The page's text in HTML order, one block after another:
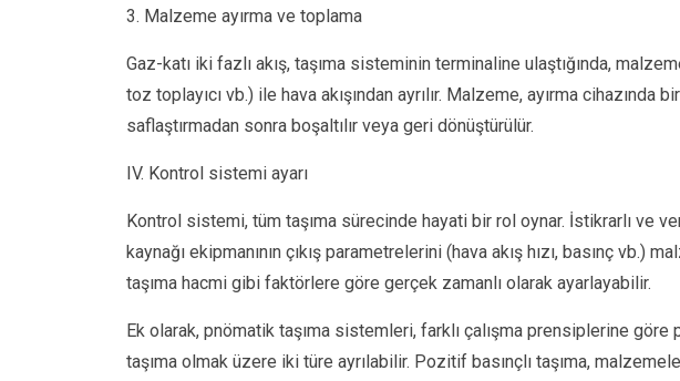
3. Malzeme ayırma ve toplama
Gaz-katı iki fazlı akış, taşıma sisteminin terminaline ulaştığında,
toz toplayıcı vb.) ile hava akışından ayrılır. Malzeme, ayırma cihazında
saflaştırmadan sonra boşaltılır veya geri dönüştürülür.
IV. Kontrol sistemi ayarı
Kontrol sistemi, tüm taşıma sürecinde hayati bir rol oynar. İstikrarlı ve
kaynağı ekipmanının çıkış parametrelerini (hava akış hızı, basınç vb.)
taşıma hacmi gibi faktörlere göre gerçek zamanlı olarak ayarlayabilir.
Ek olarak, pnömatik taşıma sistemleri, farklı çalışma prensiplerine göre
taşıma olmak üzere iki türe ayrılabilir. Pozitif basınçlı taşıma,